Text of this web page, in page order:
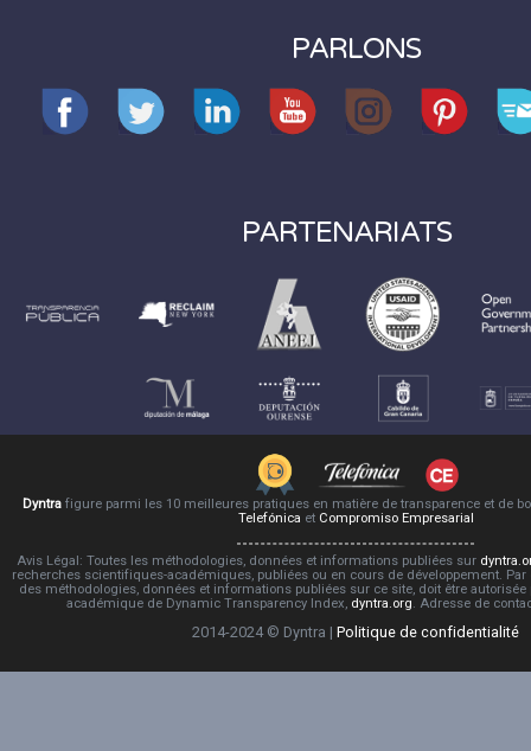
PARLONS
PARTENARIATS
Dyntra figure parmi les 10 meilleures pratiques en matière de transparence et de
Telefónica et Compromiso Empresarial
Avis Légal: Toutes les méthodologies, données et informations publiées sur
recherches scientifiques-académiques, publiées ou en cours de développement.
des méthodologies, données et informations publiées sur ce site, doit être
académique de Dynamic Transparency Index, dyntra.org. Adresse de
2014-2024 © Dyntra | Politique de confidentialité